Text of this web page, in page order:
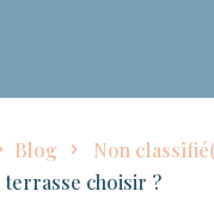
Blog Non
terrasse choisir ?